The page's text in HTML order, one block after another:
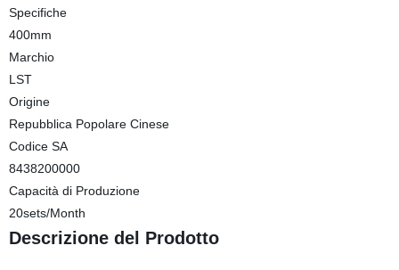
Specifiche
400mm
Marchio
LST
Origine
Repubblica Popolare Cinese
Codice SA
8438200000
Capacità di Produzione
20sets/Month
Descrizione del Prodotto